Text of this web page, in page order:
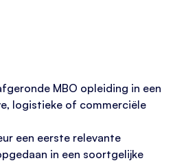
MBO opleiding in een
logistieke of commerciële
een eerste relevante
in een soortgelijke